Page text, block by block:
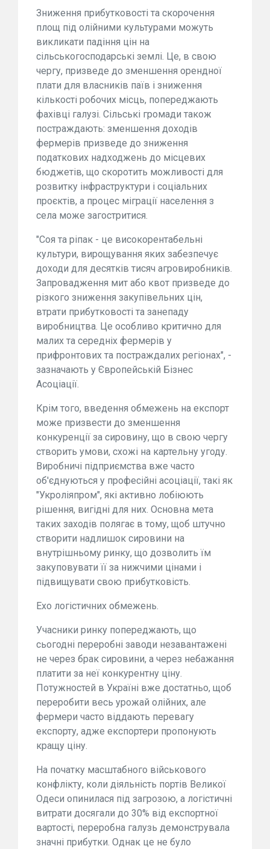
Зниження прибутковості та скорочення
площ під олійними культурами можуть
викликати падіння цін на
сільськогосподарські землі. Це, в свою
чергу, призведе до зменшення орендної
плати для власників паїв і зниження
кількості робочих місць, попереджають
фахівці галузі. Сільські громади також
постраждають: зменшення доходів
фермерів призведе до зниження
податкових надходжень до місцевих
бюджетів, що скоротить можливості для
розвитку інфраструктури і соціальних
проєктів, а процес міграції населення з
села може загостритися.
"Соя та ріпак - це високорентабельні
культури, вирощування яких забезпечує
доходи для десятків тисяч агровиробників.
Запровадження мит або квот призведе до
різкого зниження закупівельних цін,
втрати прибутковості та занепаду
виробництва. Це особливо критично для
малих та середніх фермерів у
прифронтових та постраждалих регіонах", -
зазначають у Європейській Бізнес
Асоціації.
Крім того, введення обмежень на експорт
може призвести до зменшення
конкуренції за сировину, що в свою чергу
створить умови, схожі на картельну угоду.
Виробничі підприємства вже часто
об'єднуються у професійні асоціації, такі як
"Укроліяпром", які активно лобіюють
рішення, вигідні для них. Основна мета
таких заходів полягає в тому, щоб штучно
створити надлишок сировини на
внутрішньому ринку, що дозволить їм
закуповувати її за нижчими цінами і
підвищувати свою прибутковість.
Ехо логістичних обмежень.
Учасники ринку попереджають, що
сьогодні переробні заводи незавантажені
не через брак сировини, а через небажання
платити за неї конкурентну ціну.
Потужностей в Україні вже достатньо, щоб
переробити весь урожай олійних, але
фермери часто віддають перевагу
експорту, адже експортери пропонують
кращу ціну.
На початку масштабного військового
конфлікту, коли діяльність портів Великої
Одеси опинилася під загрозою, а логістичні
витрати досягали до 30% від експортної
вартості, переробна галузь демонструвала
значні прибутки. Однак це не було